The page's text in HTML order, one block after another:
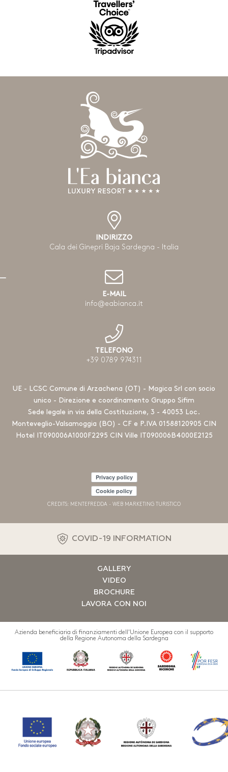
INDIRIZZO
Cala dei Ginepri Baja Sardegna - Italia
E-MAIL
info@eabianca.it
TELEFONO
+39 0789 974311
UE - LCSC Comune di Arzachena (OT) - Magica Srl con socio
unico - Direzione e coordinamento Gruppo Sifim
Sede legale in via della Costituzione, 3 - 40053 Loc.
Monteveglio-Valsamoggia (BO) - CF e P.IVA 01588120905 CIN
Hotel IT090006A1000F2295 CIN Ville IT090006B4000E2125
Privacy policy
Cookie policy
CREDITS: MENTEFREDDA - WEB MARKETING TURISTICO
COVID-19 INFORMATION
GALLERY
VIDEO
BROCHURE
LAVORA CON NOI
Azienda beneficiaria di finanziamenti dell'Unione Europea con il supporto
della Regione Autonoma della Sardegna